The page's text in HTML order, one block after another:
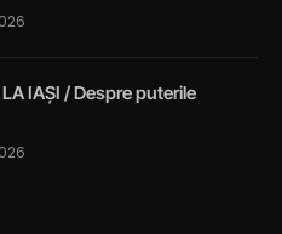
IAȘI / Despre puterile